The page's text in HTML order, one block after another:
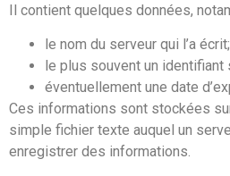
Il contient quelques données,
le nom du serveur qui l’a écrit;
le plus souvent un identifiant
éventuellement une date
Ces informations sont stockées
simple fichier texte auquel un
enregistrer des informations.